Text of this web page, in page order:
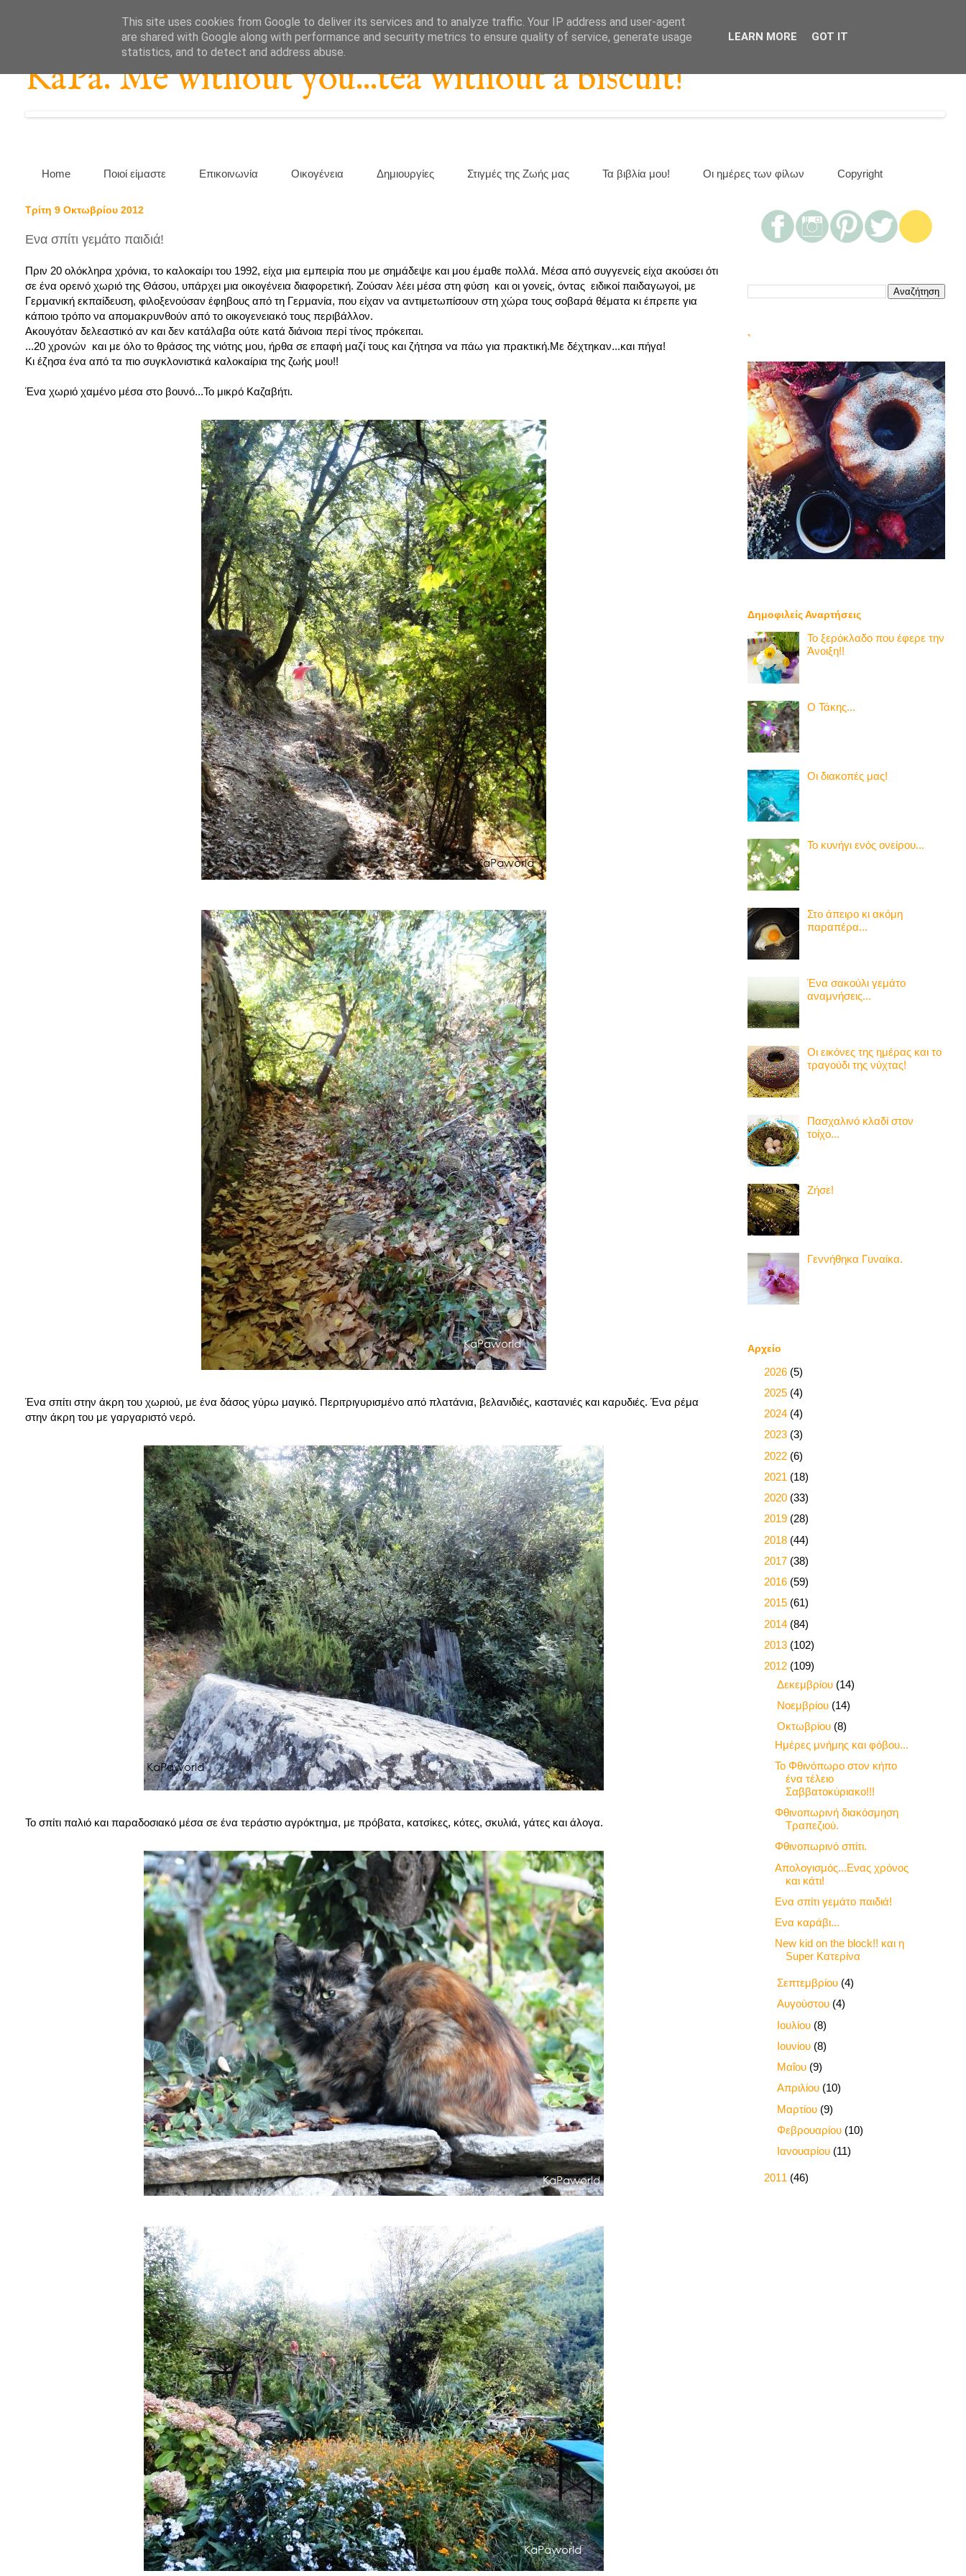
KaPa. Me without you...tea without a biscuit!
Home Ποιοί είμαστε Επικοινωνία Οικογένεια Δημιουργίες Στιγμές της Ζωής μας Τα βιβλία μου! Οι ημέρες των φίλων Copyright
Τρίτη 9 Οκτωβρίου 2012
Ενα σπίτι γεμάτο παιδιά!
Πριν 20 ολόκληρα χρόνια, το καλοκαίρι του 1992, είχα μια εμπειρία που με σημάδεψε και μου έμαθε πολλά. Μέσα από συγγενείς είχα ακούσει ότι
σε ένα ορεινό χωριό της Θάσου, υπάρχει μια οικογένεια διαφορετική. Ζούσαν λέει μέσα στη φύση και οι γονείς, όντας ειδικοί παιδαγωγοί, με
Γερμανική εκπαίδευση, φιλοξενούσαν έφηβους από τη Γερμανία, που είχαν να αντιμετωπίσουν στη χώρα τους σοβαρά θέματα κι έπρεπε για
κάποιο τρόπο να απομακρυνθούν από το οικογενειακό τους περιβάλλον.
Ακουγόταν δελεαστικό αν και δεν κατάλαβα ούτε κατά διάνοια περί τίνος πρόκειται.
...20 χρονών και με όλο το θράσος της νιότης μου, ήρθα σε επαφή μαζί τους και ζήτησα να πάω για πρακτική.Με δέχτηκαν...και πήγα!
Κι έζησα ένα από τα πιο συγκλονιστικά καλοκαίρια της ζωής μου!!
Ένα χωριό χαμένο μέσα στο βουνό...Το μικρό Καζαβήτι.
Ένα σπίτι στην άκρη του χωριού, με ένα δάσος γύρω μαγικό. Περιτριγυρισμένο από πλατάνια, βελανιδιές, καστανιές και καρυδιές. Ένα ρέμα
στην άκρη του με γαργαριστό νερό.
Το σπίτι παλιό και παραδοσιακό μέσα σε ένα τεράστιο αγρόκτημα, με πρόβατα, κατσίκες, κότες, σκυλιά, γάτες και άλογα.
`
Δημοφιλείς Αναρτήσεις
Το ξερόκλαδο που έφερε την
Άνοιξη!!
Ο Τάκης...
Οι διακοπές μας!
Το κυνήγι ενός ονείρου...
Στο άπειρο κι ακόμη
παραπέρα...
Ένα σακούλι γεμάτο
αναμνήσεις...
Οι εικόνες της ημέρας και το
τραγούδι της νύχτας!
Πασχαλινό κλαδί στον
τοίχο...
Ζήσε!
Γεννήθηκα Γυναίκα.
Αρχείο
2026 (5)
2025 (4)
2024 (4)
2023 (3)
2022 (6)
2021 (18)
2020 (33)
2019 (28)
2018 (44)
2017 (38)
2016 (59)
2015 (61)
2014 (84)
2013 (102)
2012 (109)
Δεκεμβρίου (14)
Νοεμβρίου (14)
Οκτωβρίου (8)
Ημέρες μνήμης και φόβου...
Το Φθινόπωρο στον κήπο
ένα τέλειο
Σαββατοκύριακο!!!
Φθινοπωρινή διακόσμηση
Τραπεζιού.
Φθινοπωρινό σπίτι.
Απολογισμός...Ενας χρόνος
και κάτι!
Ενα σπίτι γεμάτο παιδιά!
Ενα καράβι...
New kid on the block!! και η
Super Κατερίνα
Σεπτεμβρίου (4)
Αυγούστου (4)
Ιουλίου (8)
Ιουνίου (8)
Μαΐου (9)
Απριλίου (10)
Μαρτίου (9)
Φεβρουαρίου (10)
Ιανουαρίου (11)
2011 (46)
This site uses cookies from Google to deliver its services and to analyze traffic. Your IP address and user-agent
are shared with Google along with performance and security metrics to ensure quality of service, generate usage
statistics, and to detect and address abuse.
LEARN MORE GOT IT